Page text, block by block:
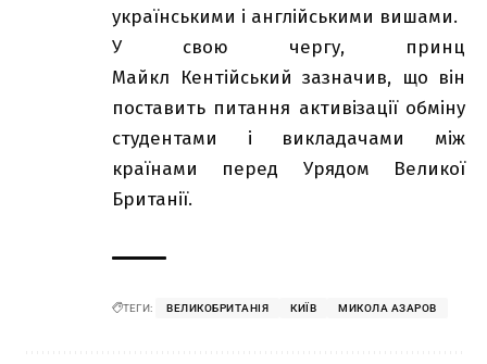
українськими і англійськими вишами.
У свою чергу, принц
Майкл Кентійський зазначив, що він
поставить питання активізації обміну
студентами і викладачами між
країнами перед Урядом Великої
Британії.
ТЕГИ: ВЕЛИКОБРИТАНІЯ КИЇВ МИКОЛА АЗАРОВ